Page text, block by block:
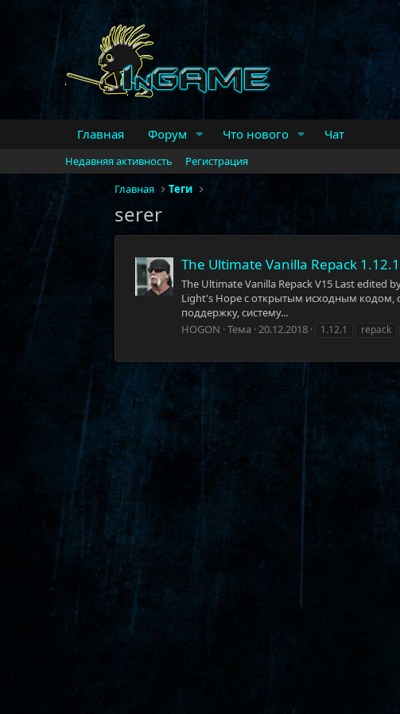
Главная Форум Что нового Чат
Недавняя активность
Регистрация
Главная
Теги
serer
The Ultimate Vanilla Repack
The Ultimate Vanilla Repack V15 Last edited
Light's Hope с открытым исходным кодом,
поддержку, систему...
HOGON Тема 20.12.2018 1.12.1 repack